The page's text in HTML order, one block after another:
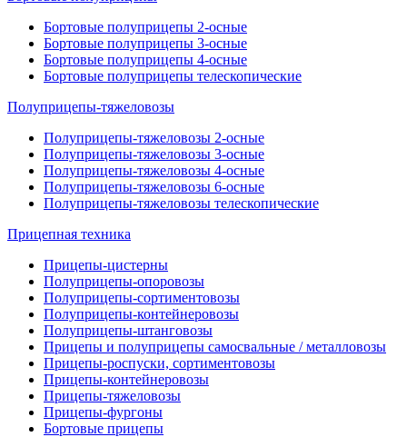
Бортовые полуприцепы 2-осные
Бортовые полуприцепы 3-осные
Бортовые полуприцепы 4-осные
Бортовые полуприцепы телескопические
Полуприцепы-тяжеловозы
Полуприцепы-тяжеловозы 2-осные
Полуприцепы-тяжеловозы 3-осные
Полуприцепы-тяжеловозы 4-осные
Полуприцепы-тяжеловозы 6-осные
Полуприцепы-тяжеловозы телескопические
Прицепная техника
Прицепы-цистерны
Полуприцепы-опоровозы
Полуприцепы-сортиментовозы
Полуприцепы-контейнеровозы
Полуприцепы-штанговозы
Прицепы и полуприцепы самосвальные / металловозы
Прицепы-роспуски, сортиментовозы
Прицепы-контейнеровозы
Прицепы-тяжеловозы
Прицепы-фургоны
Бортовые прицепы